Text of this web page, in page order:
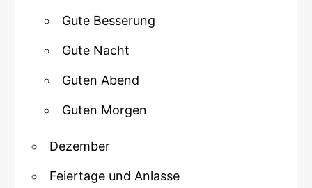
Gute Besserung
Gute Nacht
Guten Abend
Guten Morgen
Dezember
Feiertage und Anlasse